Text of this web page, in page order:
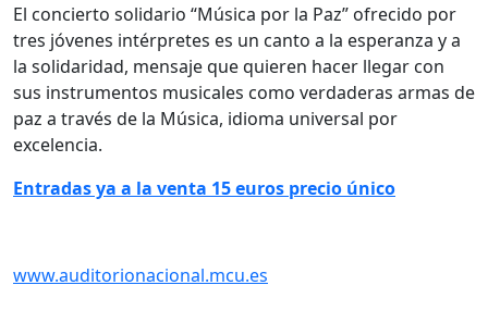
El concierto solidario “Música por la Paz” ofrecido por
tres jóvenes intérpretes es un canto a la esperanza y a
la solidaridad, mensaje que quieren hacer llegar con
sus instrumentos musicales como verdaderas armas de
paz a través de la Música, idioma universal por
excelencia.
Entradas ya a la venta 15 euros precio único
www.auditorionacional.mcu.es